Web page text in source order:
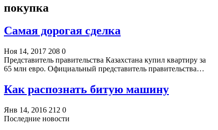
покупка
Самая дорогая сделка
Ноя 14, 2017 208 0
Представитель правительства Казахстана купил квартиру за
65 млн евро. Официальный представитель правительства…
Как распознать битую машину
Янв 14, 2016 212 0
Последние новости